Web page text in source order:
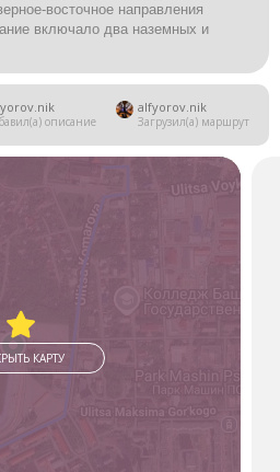
восточное направления
включало два наземных и
на реконструкцию, так как
С тех пор он не
описание
alfyorov.nik
Загрузил(а) маршрут
КАРТУ